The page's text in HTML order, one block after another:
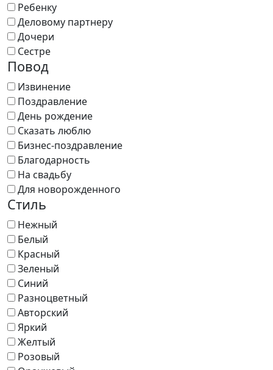
Ребенку
Деловому партнеру
Дочери
Сестре
Повод
Извинение
Поздравление
День рождение
Сказать люблю
Бизнес-поздравление
Благодарность
На свадьбу
Для новорожденного
Стиль
Нежный
Белый
Красный
Зеленый
Синий
Разноцветный
Авторский
Яркий
Желтый
Розовый